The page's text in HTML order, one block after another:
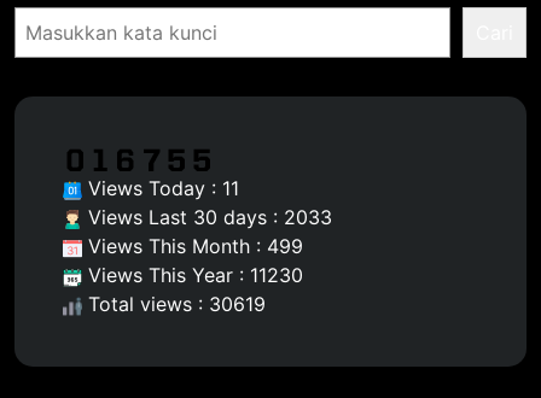
Views Today : 11
Views Last 30 days : 2033
Views This Month : 499
Views This Year : 11230
Total views : 30619